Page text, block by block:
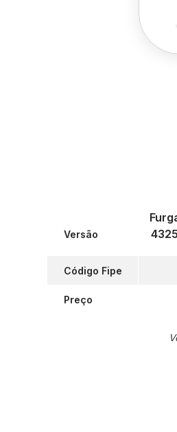
Versão
Código Fipe
Preço